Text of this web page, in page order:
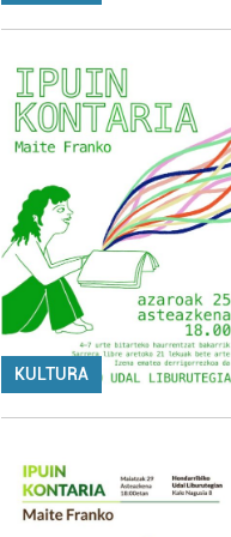
KULTURA